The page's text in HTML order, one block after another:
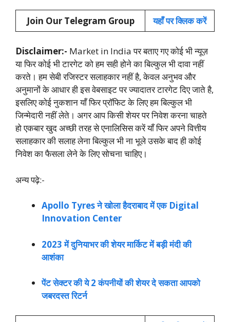
Join Our Telegram Group यहाँ पर क्लिक करें
Disclaimer:- Market in India पर बताए गए कोई भी न्यूज़
या फिर कोई भी टारगेट को हम सही होने का बिल्कुल भी दावा नहीं
करते। हम सेबी रजिस्टर सलाहकार नहीं है, केवल अनुभव और
अनुमानों के आधार ही इस वेबसाइट पर ज्यादातर टारगेट दिए जाते है,
इसलिए कोई नुकशान याँ फिर प्रॉफिट के लिए हम बिल्कुल भी
जिन्मेदारी नहीं लेते। अगर आप किसी शेयर पर निवेश करना चाहते
हो एकबार खुद अच्छी तरह से एनालिसिस करें याँ फिर अपने वित्तीय
सलाहकार की सलाह लेना बिल्कुल भी ना भूले उसके बाद ही कोई
निवेश का फैसला लेने के लिए सोचना चाहिए।
अन्य पढ़े:-
Apollo Tyres ने खोला हैदराबाद में एक Digital
Innovation Center
2023 में दुनियाभर की शेयर मार्किट में बड़ी मंदी की
आशंका
पेंट सेक्टर की ये 2 कंपनीयों की शेयर दे सकता आपको
जबरदस्त रिटर्न